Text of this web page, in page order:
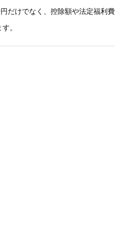
だけでなく、控除額や法定福利費
。